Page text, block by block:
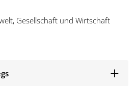
Gesellschaft und Wirtschaft